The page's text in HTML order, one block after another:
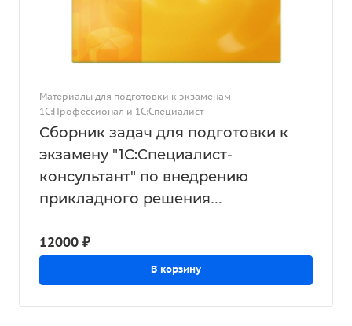
Материалы для подготовки к экзаменам
1С:Профессионал и 1С:Специалист
Сборник задач для подготовки к
экзамену "1С:Специалист-
консультант" по внедрению
прикладного решения
для Казахстана", редакция 1.6
12000 ₽
В корзину